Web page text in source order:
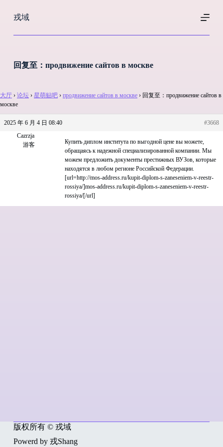
过
戎域
回复至：продвижение сайтов в москве
大厅 › 论坛 › 星萌贴吧 › продвижение сайтов в москве › 回复至：продвижение сайтов в
москве
2025 年 6 月 4 日 08:40
#3668
Cazrzja
游客
Купить диплом института по выгодной цене вы можете,
обращаясь к надежной специализированной компании. Мы
можем предложить документы престижных ВУЗов, которые
находятся в любом регионе Российской Федерации.
[url=http://mos-address.ru/kupit-diplom-s-zaneseniem-v-reestr-
rossiya/]mos-address.ru/kupit-diplom-s-zaneseniem-v-reestr-
rossiya/[/url]
版权所有 © 戎域
Powerd by 戎Shang